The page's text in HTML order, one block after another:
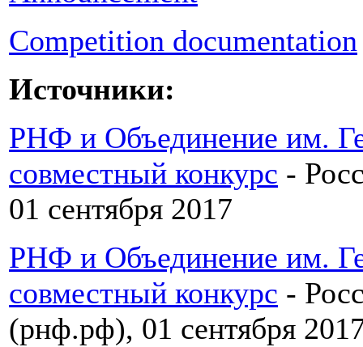
Competition documentation
Источники:
РНФ и Объединение им.
совместный конкурс -
01 сентября 2017
РНФ и Объединение им.
совместный конкурс -
(рнф.рф), 01 сентября